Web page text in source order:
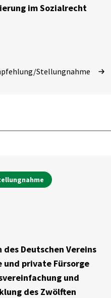
im Sozialrecht
Stellungnahme
des Deutschen Vereins
private Fürsorge
und
des Zwölften